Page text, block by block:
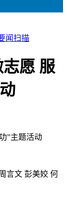
闻扫描
愿 服
”主题活动
言文 彭美姣 何